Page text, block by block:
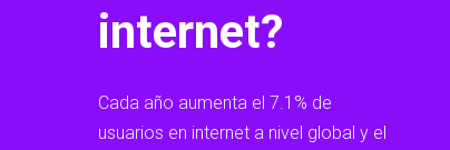
internet?
Cada año aumenta el 7.1% de
usuarios en internet a nivel global y el